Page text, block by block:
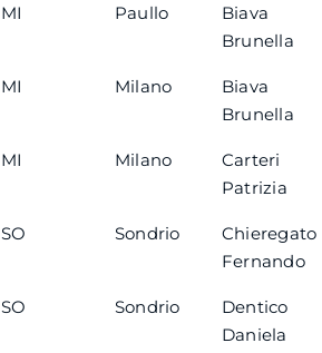
MI Paullo
Biava
Brunella
MI Milano
Biava
Brunella
MI Milano
Carteri
Patrizia
SO Sondrio
Chieregato
Fernando
SO Sondrio
Dentico
Daniela